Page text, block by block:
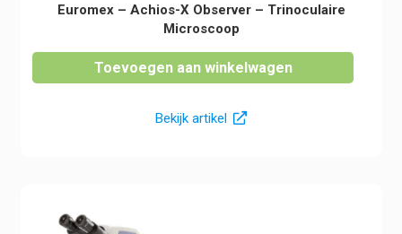
Euromex – Achios-X Observer – Trinoculaire
Microscoop
Toevoegen aan winkelwagen
Bekijk artikel